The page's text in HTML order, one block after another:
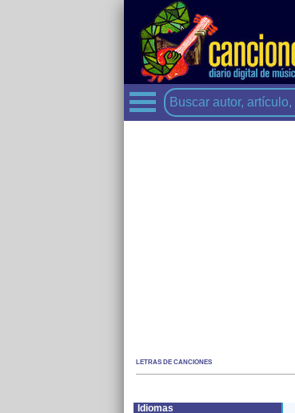
LETRAS DE CANCIONES
Idiomas